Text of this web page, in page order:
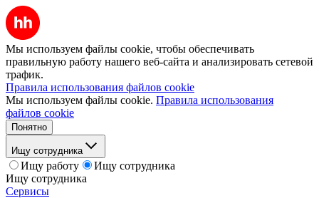
Мы используем файлы cookie, чтобы обеспечивать
правильную работу нашего веб-сайта и анализировать сетевой
трафик.
Правила использования файлов cookie
Мы используем файлы cookie. Правила использования
файлов cookie
Понятно
Ищу сотрудника
Ищу работу
Ищу сотрудника
Ищу сотрудника
Сервисы